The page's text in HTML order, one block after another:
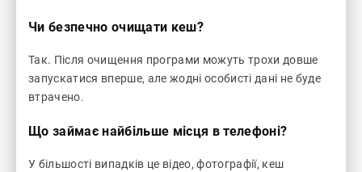
Чи безпечно очищати кеш?
Так. Після очищення програми можуть трохи довше
запускатися вперше, але жодні особисті дані не буде
втрачено.
Що займає найбільше місця в телефоні?
У більшості випадків це відео, фотографії, кеш